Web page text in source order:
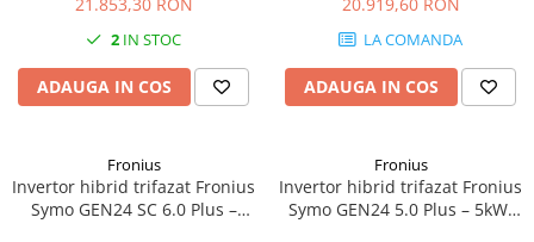
2 IN STOC
ADAUGA IN COS
LA COMANDA
ADAUGA IN COS
Fronius
Invertor hibrid trifazat Fronius
Symo GEN24 SC 6.0 Plus –
Fronius
Invertor hibrid trifazat Fronius
Symo GEN24 5.0 Plus – 5kW,